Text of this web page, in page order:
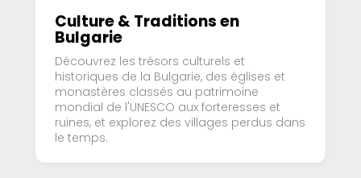
Culture & Traditions en
Bulgarie
Découvrez les trésors culturels et
historiques de la Bulgarie, des églises et
monastères classés au patrimoine
mondial de l'UNESCO aux forteresses et
ruines, et explorez des villages perdus dans
le temps.